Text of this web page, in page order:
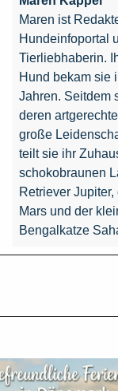
Maren ist
Hundeinfoportal
Tierliebhaberin.
Hund bekam sie
Jahren. Seitdem
deren
große
teilt sie ihr
schokobraunen
Retriever
Mars und der
Bengalkatze